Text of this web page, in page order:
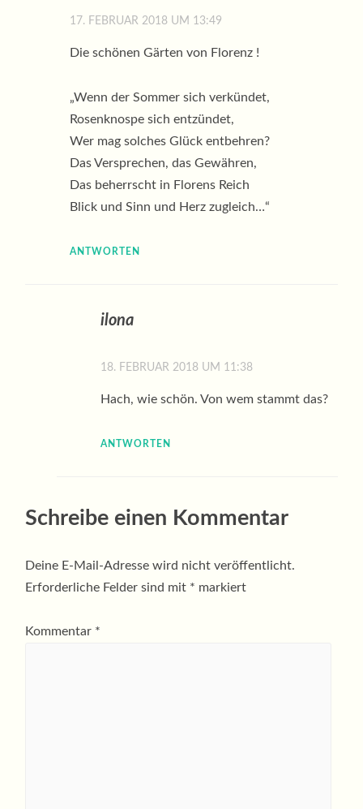
17. FEBRUAR 2018 UM 13:49
Die schönen Gärten von Florenz !
„Wenn der Sommer sich verkündet,
Rosenknospe sich entzündet,
Wer mag solches Glück entbehren?
Das Versprechen, das Gewähren,
Das beherrscht in Florens Reich
Blick und Sinn und Herz zugleich…“
ANTWORTEN
ilona
18. FEBRUAR 2018 UM 11:38
Hach, wie schön. Von wem stammt das?
ANTWORTEN
Schreibe einen Kommentar
Deine E-Mail-Adresse wird nicht veröffentlicht.
Erforderliche Felder sind mit * markiert
Kommentar *